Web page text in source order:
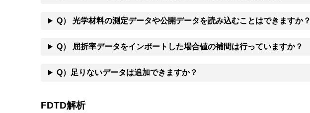
Q） 光学材料の測定データや公開データを読み込むことはできますか？
Q） 屈折率データをインポートした場合値の補間は行っていますか？
Q）足りないデータは追加できますか？
FDTD解析